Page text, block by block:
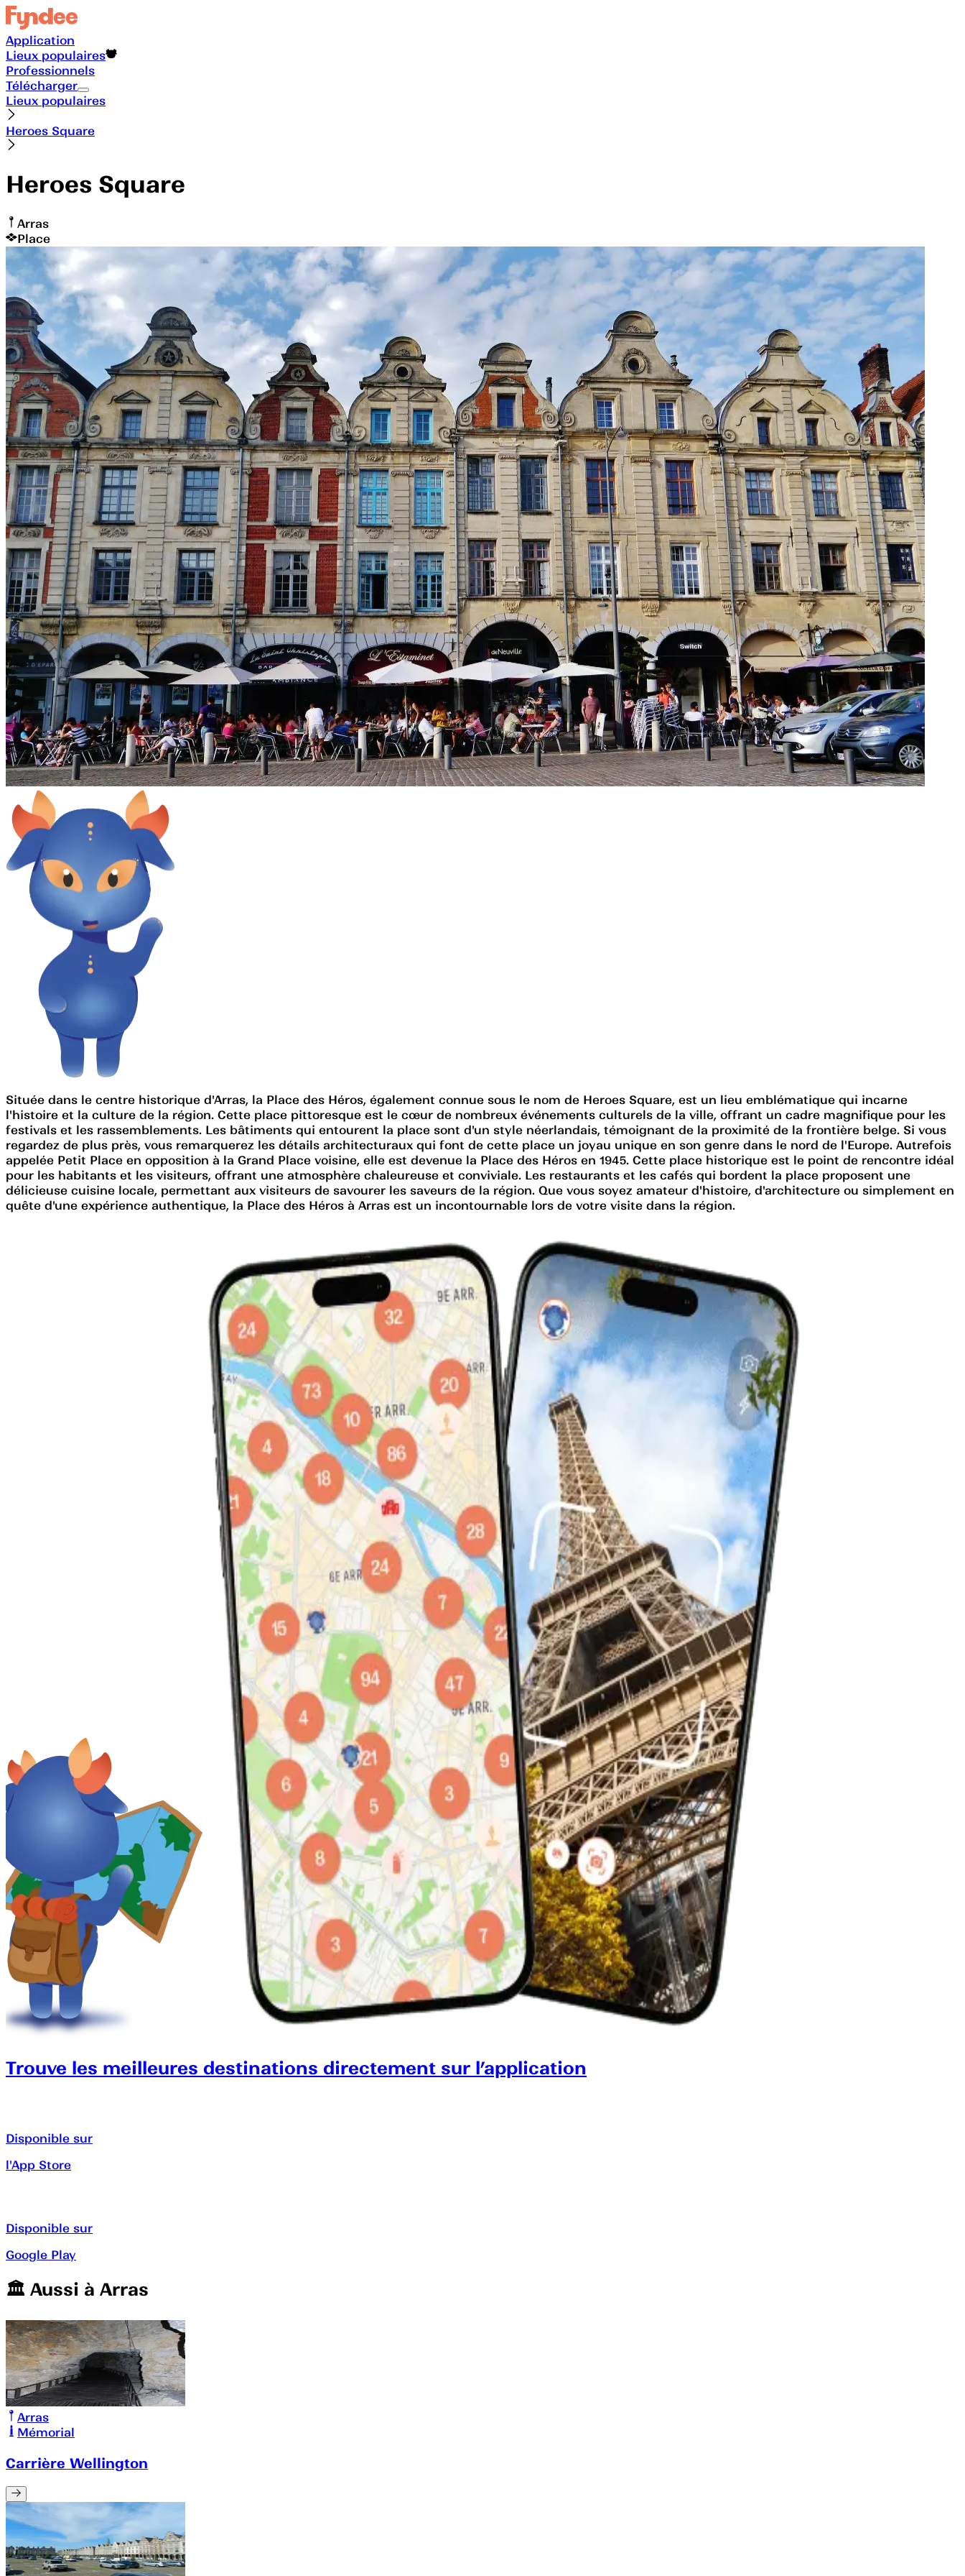
Application
Lieux populaires
Professionnels
Télécharger
Lieux populaires
Heroes Square
Heroes Square
Arras
Place
Située dans le centre historique d'Arras, la Place des Héros, également connue sous le nom de Heroes Square, est un lieu emblématique qui incarne
l'histoire et la culture de la région. Cette place pittoresque est le cœur de nombreux événements culturels de la ville, offrant un cadre magnifique pour les
festivals et les rassemblements. Les bâtiments qui entourent la place sont d'un style néerlandais, témoignant de la proximité de la frontière belge. Si vous
regardez de plus près, vous remarquerez les détails architecturaux qui font de cette place un joyau unique en son genre dans le nord de l'Europe. Autrefois
appelée Petit Place en opposition à la Grand Place voisine, elle est devenue la Place des Héros en 1945. Cette place historique est le point de rencontre idéal
pour les habitants et les visiteurs, offrant une atmosphère chaleureuse et conviviale. Les restaurants et les cafés qui bordent la place proposent une
délicieuse cuisine locale, permettant aux visiteurs de savourer les saveurs de la région. Que vous soyez amateur d'histoire, d'architecture ou simplement en
quête d'une expérience authentique, la Place des Héros à Arras est un incontournable lors de votre visite dans la région.
Trouve les meilleures destinations directement sur l’application
Disponible sur
l'App Store
Disponible sur
Google Play
🏛️️ Aussi à Arras
Arras
Mémorial
Carrière Wellington